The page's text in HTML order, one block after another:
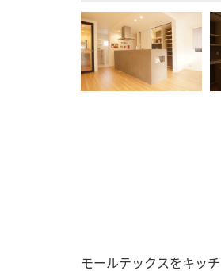
モールテックスをキッ